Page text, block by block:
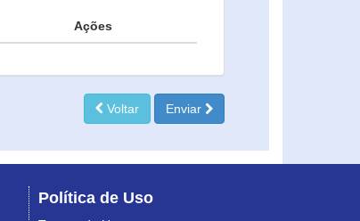
Ações
Voltar Enviar
Política de Uso